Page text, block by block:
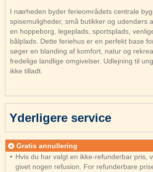
I nærheden byder ferieområdets centrale
spisemuligheder, små butikker og udendørs
en hoppeborg, legeplads, sportsplads,
bålplads. Dette feriehus er en perfekt base
søger en blanding af komfort, natur og
fredelige landlige omgivelser. Udlejning til
ikke tilladt.
Yderligere service
Gratis annullering
Hvis du har valgt en ikke-refunderbar pris,
givet nogen refusion. For refunderbare